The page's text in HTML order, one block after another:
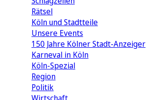
Rätsel
Köln und Stadtteile
Unsere Events
150 Jahre Kölner Stadt-Anzeiger
Karneval in Köln
Köln-Spezial
Region
Politik